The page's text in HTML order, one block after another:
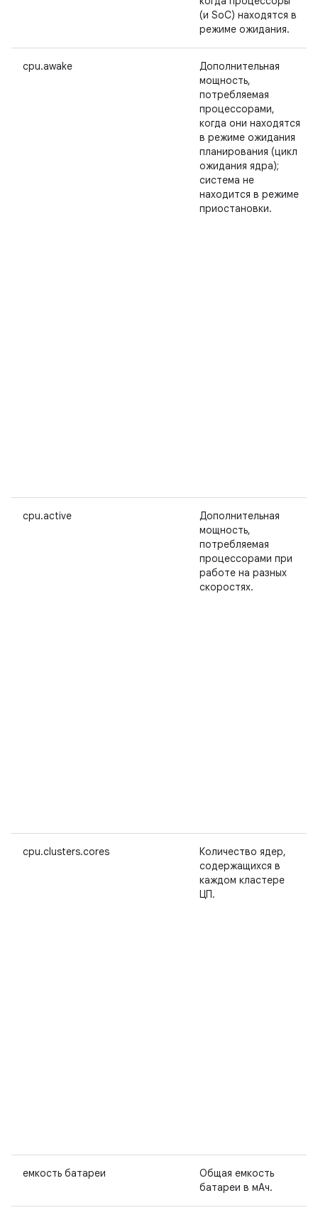
(и SoC) находятся в
режиме ожидания.
cpu.awake
Дополнительная
мощность,
потребляемая
процессорами,
когда они находятся
в режиме ожидания
планирования (цикл
ожидания ядра);
система не
находится в режиме
приостановки.
cpu.active
Дополнительная
мощность,
потребляемая
процессорами при
работе на разных
скоростях.
cpu.clusters.cores
Количество ядер,
содержащихся в
каждом кластере
ЦП.
емкость батареи
Общая емкость
батареи в мАч.